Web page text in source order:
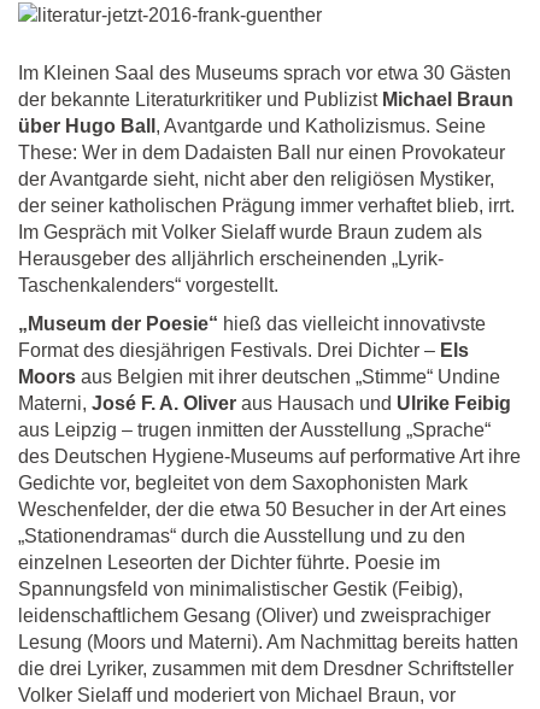
Im Kleinen Saal des Museums sprach vor etwa 30 Gästen
der bekannte Literaturkritiker und Publizist Michael Braun
über Hugo Ball , Avantgarde und Katholizismus. Seine
These: Wer in dem Dadaisten Ball nur einen Provokateur
der Avantgarde sieht, nicht aber den religiösen Mystiker,
der seiner katholischen Prägung immer verhaftet blieb, irrt.
Im Gespräch mit Volker Sielaff wurde Braun zudem als
Herausgeber des alljährlich erscheinenden „Lyrik-
Taschenkalenders“ vorgestellt.
„Museum der Poesie“ hieß das vielleicht innovativste
Format des diesjährigen Festivals. Drei Dichter – Els
Moors aus Belgien mit ihrer deutschen „Stimme“ Undine
Materni, José F. A. Oliver aus Hausach und Ulrike Feibig
aus Leipzig – trugen inmitten der Ausstellung „Sprache“
des Deutschen Hygiene-Museums auf performative Art ihre
Gedichte vor, begleitet von dem Saxophonisten Mark
Weschenfelder, der die etwa 50 Besucher in der Art eines
„Stationendramas“ durch die Ausstellung und zu den
einzelnen Leseorten der Dichter führte. Poesie im
Spannungsfeld von minimalistischer Gestik (Feibig),
leidenschaftlichem Gesang (Oliver) und zweisprachiger
Lesung (Moors und Materni). Am Nachmittag bereits hatten
die drei Lyriker, zusammen mit dem Dresdner Schriftsteller
Volker Sielaff und moderiert von Michael Braun, vor